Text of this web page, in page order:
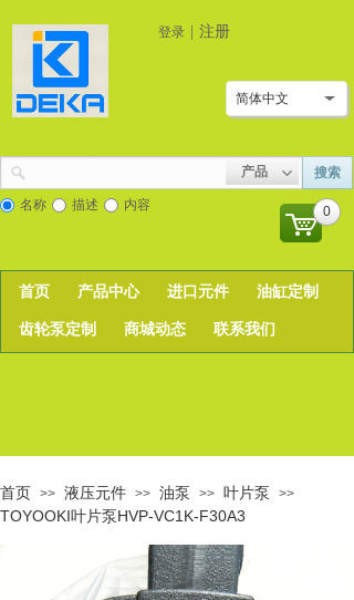
登录 注册
简体中文
产品 搜索
名称 描述 内容 0
首页 产品中心 进口元件 油缸定制
齿轮泵定制 商城动态 联系我们
首页 >> 液压元件 >> 油泵 >> 叶片泵 >>
TOYOOKI叶片泵HVP-VC1K-F30A3